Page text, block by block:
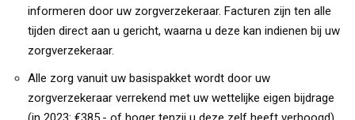
informeren door uw zorgverzekeraar. Facturen zijn ten alle
tijden direct aan u gericht, waarna u deze kan indienen bij uw
zorgverzekeraar.
Alle zorg vanuit uw basispakket wordt door uw
zorgverzekeraar verrekend met uw wettelijke eigen bijdrage